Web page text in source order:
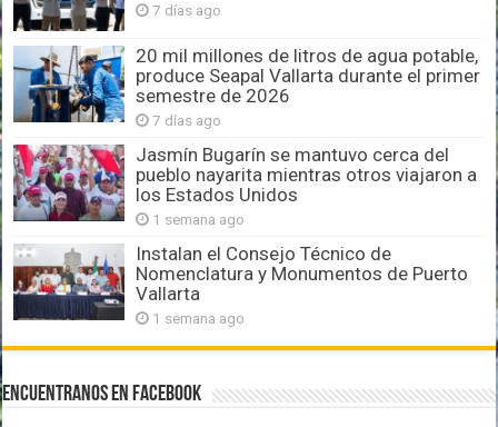
7 días ago
20 mil millones de litros de agua potable,
produce Seapal Vallarta durante el primer
semestre de 2026
7 días ago
Jasmín Bugarín se mantuvo cerca del
pueblo nayarita mientras otros viajaron a
los Estados Unidos
1 semana ago
Instalan el Consejo Técnico de
Nomenclatura y Monumentos de Puerto
Vallarta
1 semana ago
Encuentranos en Facebook